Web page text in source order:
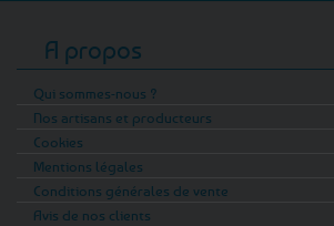
A propos
Qui sommes-nous ?
Nos artisans et producteurs
Cookies
Mentions légales
Conditions générales de vente
Avis de nos clients